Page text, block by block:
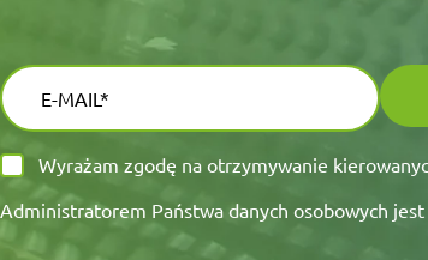
Wyrażam zgodę na otrzymywanie
Administratorem Państwa danych osobowych jest